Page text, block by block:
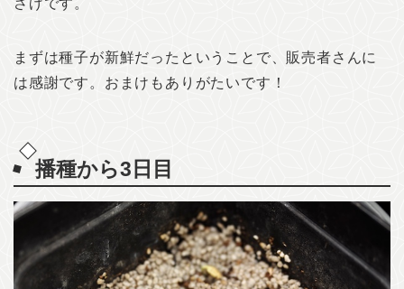
まずは種子が新鮮だったということで、販売者さんに
は感謝です。おまけもありがたいです！
播種から3日目